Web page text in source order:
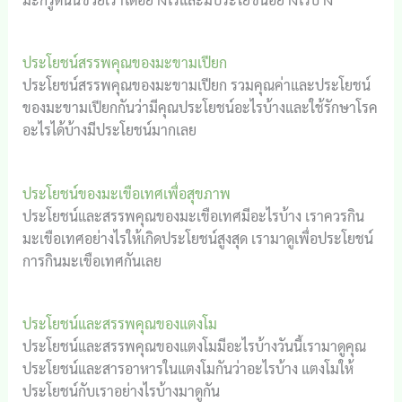
ประโยชน์สรรพคุณของมะขามเปียก
ประโยชน์สรรพคุณของมะขามเปียก รวมคุณค่าและประโยชน์
ของมะขามเปียกกันว่ามีคุณประโยชน์อะไรบ้างและใช้รักษาโรค
อะไรได้บ้างมีประโยชน์มากเลย
ประโยชน์ของมะเขือเทศเพื่อสุขภาพ
ประโยชน์และสรรพคุณของมะเขือเทศมีอะไรบ้าง เราควรกิน
มะเขือเทศอย่างไรให้เกิดประโยชน์สูงสุด เรามาดูเพื่อประโยชน์
การกินมะเขือเทศกันเลย
ประโยชน์และสรรพคุณของแตงโม
ประโยชน์และสรรพคุณของแตงโมมีอะไรบ้างวันนี้เรามาดูคุณ
ประโยชน์และสารอาหารในแตงโมกันว่าอะไรบ้าง แตงโมให้
ประโยชน์กับเราอย่างไรบ้างมาดูกัน